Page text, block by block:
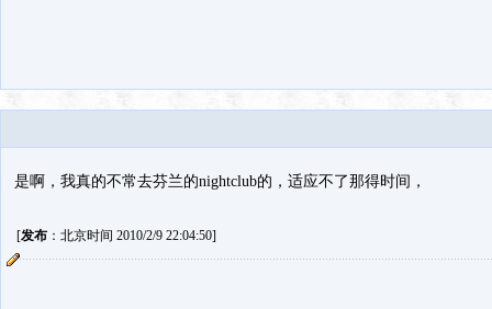
是啊，我真的不常去芬兰的nightclub的，适应不了那得时间，
[发布：北京时间 2010/2/9 22:04:50]